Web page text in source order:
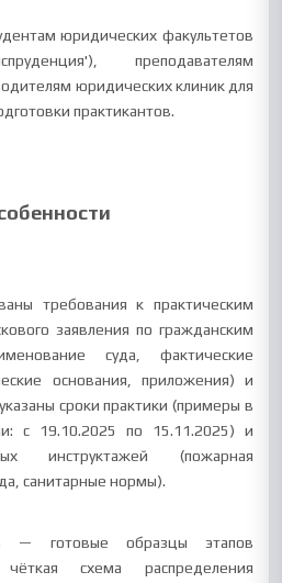
юридических факультетов
преподавателям
юридических клиник для
практикантов.
требования к практическим
заявления по гражданским
суда, фактические
основания, приложения) и
сроки практики (примеры в
с 19.10.2025 по 15.11.2025) и
инструктажей (пожарная
санитарные нормы).
— готовые образцы этапов
схема распределения